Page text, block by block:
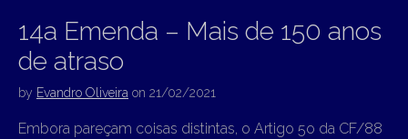
14a Emenda – Mais de 150 anos
de atraso
by Evandro Oliveira on 21/02/2021
Embora pareçam coisas distintas, o Artigo 5o da CF/88